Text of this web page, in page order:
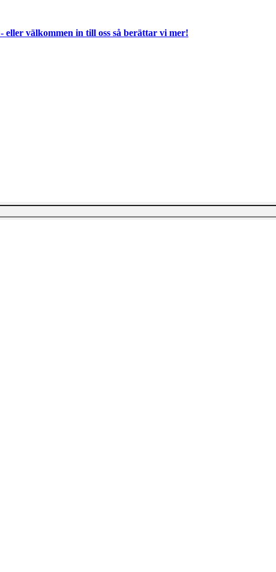
- eller välkommen in till oss så berättar vi mer!